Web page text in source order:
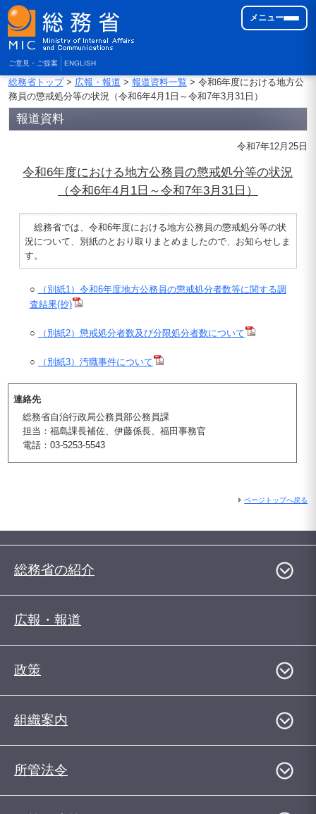
ご意見・ご提案 ENGLISH
メニュー
総務省トップ> 広報・報道 > 報道資料一覧> 令和6年度における地方公
務員の懲戒処分等の状況（令和6年4月1日～令和7年3月31日）
報道資料
令和7年12月25日
令和6年度における地方公務員の懲戒処分等の状況
（令和6年4月1日～令和7年3月31日）
総務省では、令和6年度における地方公務員の懲戒処分等の状
況について、別紙のとおり取りまとめましたので、お知らせしま
す。
○
（別紙1）令和6年度地方公務員の懲戒処分者数等に関する調
査結果(抄)
○ （別紙2）懲戒処分者数及び分限処分者数について
○ （別紙3）汚職事件について
連絡先
総務省自治行政局公務員部公務員課
担当：福島課長補佐、伊藤係長、福田事務官
電話：03-5253-5543
ページトップへ戻る
総務省の紹介
広報・報道
政策
組織案内
所管法令